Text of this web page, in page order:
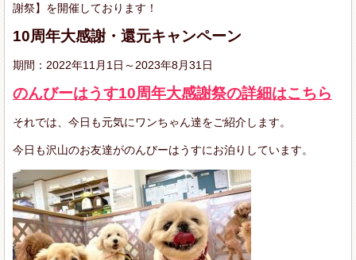
謝祭】を開催しております！
10周年大感謝・還元キャンペーン
期間：2022年11月1日～2023年8月31日
のんびーはうす10周年大感謝祭の詳細はこちら
それでは、今日も元気にワンちゃん達をご紹介します。
今日も沢山のお友達がのんびーはうすにお泊りしています。